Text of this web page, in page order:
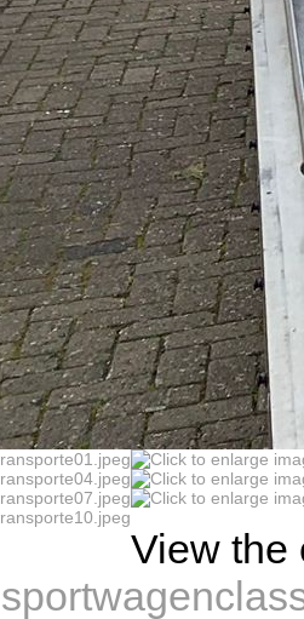
View the